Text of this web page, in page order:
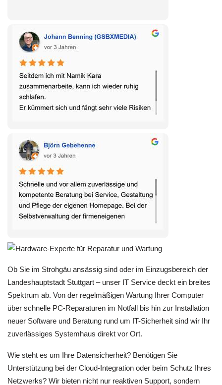
IT-Beratung:
Ob Sie im Strohgäu ansässig sind oder im Einzugsbereich der
Landeshauptstadt Stuttgart – unser IT Service deckt ein breites
Spektrum ab. Von der regelmäßigen Wartung Ihrer Computer
über schnelle PC-Reparaturen im Notfall bis hin zur Installation
neuer Software und Beratung rund um IT-Sicherheit sind wir Ihr
zuverlässiges Systemhaus direkt vor Ort.
Wie steht es um Ihre Datensicherheit? Benötigen Sie
Unterstützung bei der Cloud-Integration oder beim Schutz Ihres
Netzwerks? Wir bieten nicht nur reaktiven Support, sondern